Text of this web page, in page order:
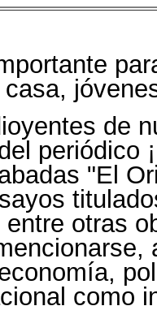
de
periódico
"El
entre otras
como